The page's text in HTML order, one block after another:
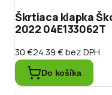
Škrtiaca klapka
2022 04E133062T
30 €24.39 €bez DPH
Do košíka